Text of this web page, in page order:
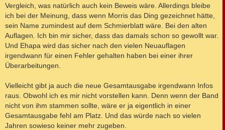
Vergleich, was natürlich auch kein Beweis wäre. Allerdings bleibe
ich bei der Meinung, dass wenn Morris das Ding gezeichnet hätte,
sein Name zumindest auf dem Schmierblatt wäre. Bei den alten
Auflagen. Ich bin mir sicher, dass das damals schon so gewollt war.
Und Ehapa wird das sicher nach den vielen Neuauflagen
irgendwann für einen Fehler gehalten haben bei einer ihrer
Überarbeitungen.
Vielleicht gibt ja auch die neue Gesamtausgabe irgendwann Infos
raus. Obwohl ich es mir nicht vorstellen kann. Denn wenn der Band
nicht von ihm stammen sollte, wäre er ja eigentlich in einer
Gesamtausgabe fehl am Platz. Und das würde nach so vielen
Jahren sowieso keiner mehr zugeben.